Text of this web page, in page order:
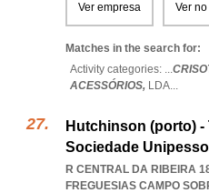
Ver empresa Ver
Matches in the search for:
Activity categories: ...
ACESSÓRIOS, LDA...
Hutchinson (porto)
Sociedade
R CENTRAL DA RIBEIRA
FREGUESIAS CAMPO